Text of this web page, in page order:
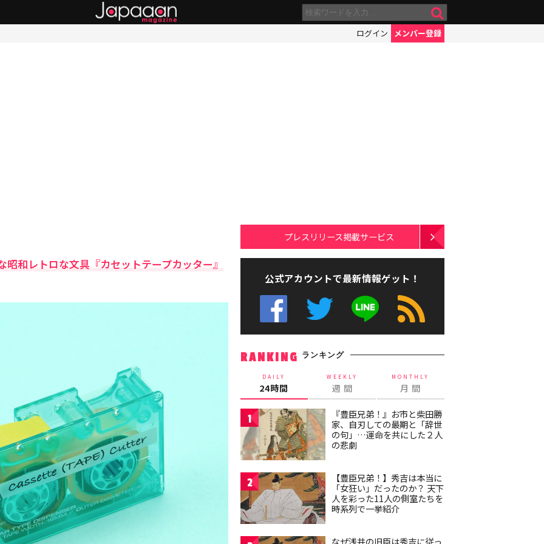
ログイン メンバー登録
和レトロな文具『カセットテープカッター』
プレスリリース掲載サービス
公式アカウントで最新情報ゲット！
RANKING ランキング
DAILY
24時間
WEEKLY
週 間
MONTHLY
月 間
1
『豊臣兄弟！』お市と柴田勝
家、自刃しての最期と「辞世
の句」…運命を共にした２人
の悲劇
2
【豊臣兄弟！】秀吉は本当に
「女狂い」だったのか？ 天下
人を彩った11人の側室たちを
時系列で一挙紹介
なぜ浅井の旧臣は秀吉に従っ